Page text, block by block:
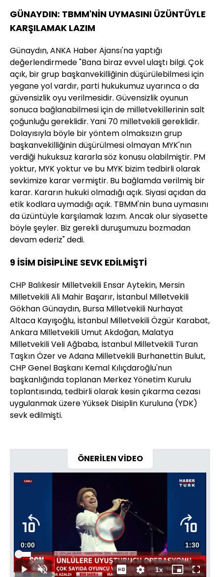
GÜNAYDIN: TBMM'NİN UYMASINI ÜZÜNTÜYLE
KARŞILAMAK LAZIM
Günaydın, ANKA Haber Ajansı'na yaptığı
değerlendirmede "Bana biraz evvel ulaştı bilgi. Çok
açık, bir grup başkanvekilliğinin düşürülebilmesi için
yegane yol vardır, parti hukukumuz uyarınca o da
güvensizlik oyu verilmesidir. Güvensizlik oyunun
sonuca bağlanabilmesi için de milletvekillerinin salt
çoğunluğu gereklidir. Yani 70 milletvekili gereklidir.
Dolayısıyla böyle bir yöntem olmaksızın grup
başkanvekilliğinin düşürülmesi olmayan MYK'nın
verdiği hukuksuz kararla söz konusu olabilmiştir. PM
yoktur, MYK yoktur ve bu MYK bizim tedbirli olarak
sevkimize karar vermiştir. Bu bağlamda verilmiş bir
karar. Kararın hukuki olmadığı açık. Siyasi açıdan da
etik kodlara uymadığı açık. TBMM'nin buna uymasını
da üzüntüyle karşılamak lazım. Ancak olur siyasette
böyle şeyler. Biz gerekli duruşumuzu bozmadan
devam ederiz" dedi.
9 İSİM DİSİPLİNE SEVK EDİLMİŞTİ
CHP Balıkesir Milletvekili Ensar Aytekin, Mersin
Milletvekili Ali Mahir Başarır, İstanbul Milletvekili
Gökhan Günaydın, Bursa Milletvekili Nurhayat
Altaca Kayışoğlu, İstanbul Milletvekili Özgür Karabat,
Ankara Milletvekili Umut Akdoğan, Malatya
Milletvekili Veli Ağbaba, İstanbul Milletvekili Turan
Taşkın Özer ve Adana Milletvekili Burhanettin Bulut,
CHP Genel Başkanı Kemal Kılıçdaroğlu'nun
başkanlığında toplanan Merkez Yönetim Kurulu
toplantısında, tedbirli olarak kesin çıkarma cezası
uygulanmak üzere Yüksek Disiplin Kuruluna (YDK)
sevk edilmişti.
ÖNERİLEN VİDEO
Videoyu
Oynat
OynatSesi
Süre
0:00 Toplam
Süre
1:30
Yüklendi:
6.59%
1xOynatma
Mini
Tam